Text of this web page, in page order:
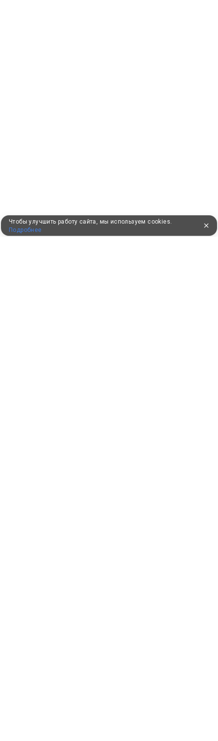
Чтобы улучшить работу сайта, мы используем cookies.
Подробнее